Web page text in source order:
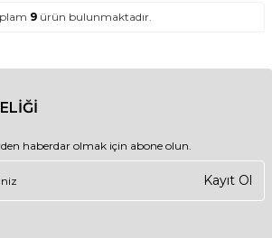
9 ürün bulunmaktadır.
haberdar olmak için abone olun.
Kayıt Ol